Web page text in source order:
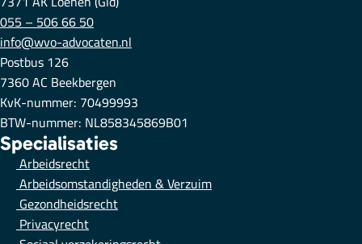
055 – 506 66 50
info@wvo-advocaten.nl
Postbus 126
7360 AC Beekbergen
KvK-nummer: 70499993
BTW-nummer: NL858345869B01
Specialisaties
Arbeidsrecht
Arbeidsomstandigheden & Verzuim
Gezondheidsrecht
Privacyrecht